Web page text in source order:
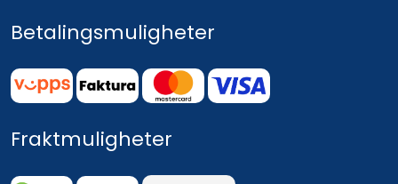
Betalingsmuligheter
Fraktmuligheter